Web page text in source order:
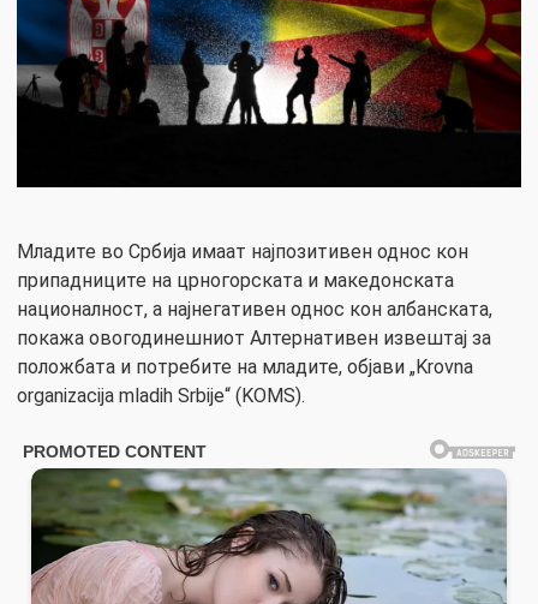
Младите во Србија имаат најпозитивен однос кон
припадниците на црногорската и македонската
националност, а најнегативен однос кон албанската,
покажа овогодинешниот Алтернативен извештај за
положбата и потребите на младите, објави „Krovna
organizacija mladih Srbije“ (KOMS).